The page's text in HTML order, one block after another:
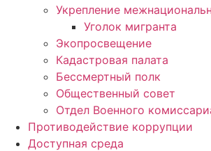
Укрепление
Уголок мигранта
Экопросвещение
Кадастровая палата
Бессмертный полк
Общественный совет
Отдел Военного
Противодействие коррупции
Доступная среда